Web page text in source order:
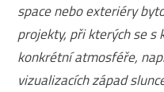
space nebo exteriéry
projekty, při kterých se s
konkrétní atmosféře,
vizualizacích západ